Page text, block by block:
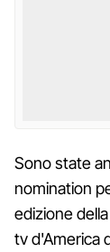
Sono state
nomination
edizione
tv d'America